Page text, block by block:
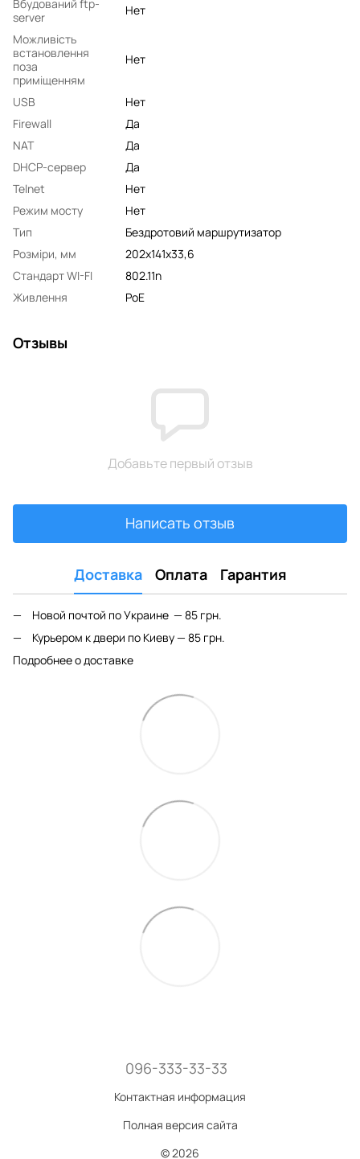
Вбудований ftp-
server
Нет
Можливість
встановлення
поза
приміщенням
Нет
USB
Нет
Firewall
Да
NAT
Да
DHCP-сервер
Да
Telnet
Нет
Режим мосту
Нет
Тип
Бездротовий маршрутизатор
Розміри, мм
202х141х33,6
Стандарт WI-FI
802.11n
Живлення
PoE
Отзывы
Добавьте первый отзыв
Написать отзыв
Доставка Оплата Гарантия
Новой почтой по Украине — 85 грн.
Курьером к двери по Киеву — 85 грн.
Подробнее о доставке
096-333-33-33
Контактная информация
Полная версия сайта
© 2026